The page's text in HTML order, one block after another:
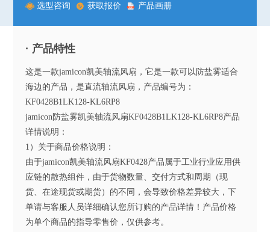
选型咨询 获取报价 产品画册
· 产品特性
这是一款jamicon凯美轴流风扇，它是一款可以防盐雾适合
海边的产品，是直流轴流风扇，产品编号为：
KF0428B1LK128-KL6RP8
jamicon防盐雾凯美轴流风扇KF0428B1LK128-KL6RP8产品
详情说明：
1）关于商品价格说明：
由于jamicon凯美轴流风扇KF0428产品属于工业行业应用供
应链的散热组件，由于货物数量、交付方式和周期（现
货、在途现货或期货）的不同，会导致价格差异较大，下
单请与客服人员详细确认您所订购的产品详情！产品价格
为单个商品的指导零售价，仅供参考。